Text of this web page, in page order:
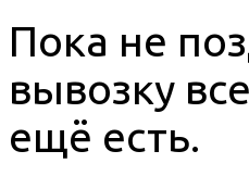
Пока не
вывозку
ещё есть.